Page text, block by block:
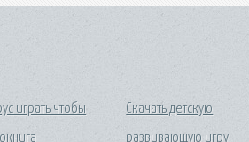
играть чтобы
Скачать детскую
развивающую игру